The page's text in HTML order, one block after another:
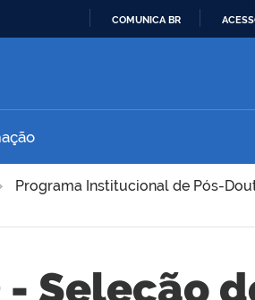
COMUNICA BR
Programa Institucional de Pós-
- Seleção